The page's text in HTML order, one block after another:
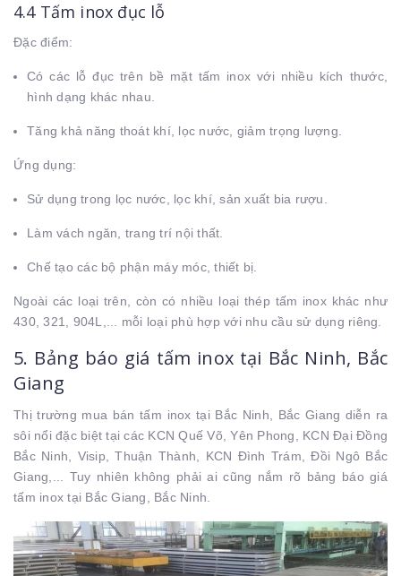
4.4 Tấm inox đục lỗ
Đặc điểm:
Có các lỗ đục trên bề mặt tấm inox với nhiều kích thước,
hình dạng khác nhau.
Tăng khả năng thoát khí, lọc nước, giảm trọng lượng.
Ứng dụng:
Sử dụng trong lọc nước, lọc khí, sản xuất bia rượu.
Làm vách ngăn, trang trí nội thất.
Chế tạo các bộ phận máy móc, thiết bị.
Ngoài các loại trên, còn có nhiều loại thép tấm inox khác như
430, 321, 904L,... mỗi loại phù hợp với nhu cầu sử dụng riêng.
5. Bảng báo giá tấm inox tại Bắc Ninh, Bắc
Giang
Thị trường mua bán tấm inox tại Bắc Ninh, Bắc Giang diễn ra
sôi nổi đặc biệt tại các KCN Quế Võ, Yên Phong, KCN Đại Đồng
Bắc Ninh, Visip, Thuận Thành, KCN Đình Trám, Đồi Ngô Bắc
Giang,... Tuy nhiên không phải ai cũng nắm rõ bảng báo giá
tấm inox tại Bắc Giang, Bắc Ninh.